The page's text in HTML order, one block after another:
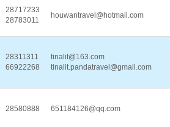
28717233
28783011
houwantravel@hotmail.com
28311311
66922268
tinalit@163.com
tinalit.pandatravel@gmail.com
28580888 651184126@qq.com